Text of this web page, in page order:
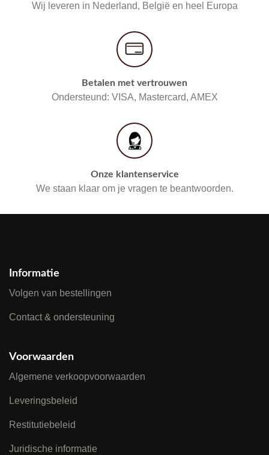
Wij leveren in Nederland, België en heel Europa
Betalen met vertrouwen
Ondersteund: VISA, Mastercard, AMEX
Onze klantenservice
We staan klaar om je vragen te beantwoorden.
Informatie
Volgen van bestellingen
Contact & ondersteuning
Voorwaarden
Algemene verkoopvoorwaarden
Leveringsbeleid
Restitutiebeleid
Juridische informatie